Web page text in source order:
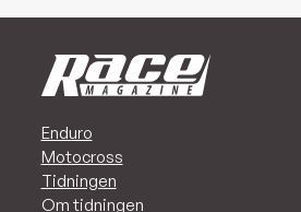
Enduro
Motocross
Tidningen
Om tidningen